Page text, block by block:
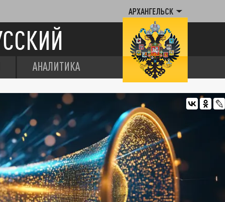
АРХАНГЕЛЬСК
АНАЛИТИКА